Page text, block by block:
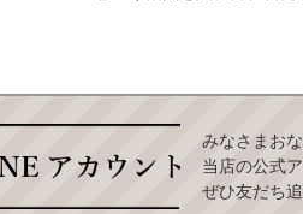
みなさまお
当店の公式
ぜひ友だち